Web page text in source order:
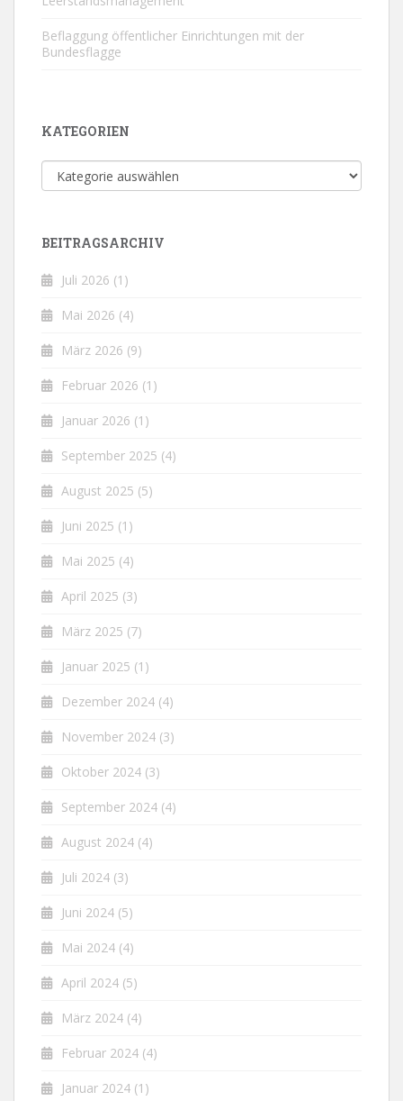
Beflaggung öffentlicher Einrichtungen mit der
Bundesflagge
KATEGORIEN
Kategorien
BEITRAGSARCHIV
Juli 2026 (1)
Mai 2026 (4)
März 2026 (9)
Februar 2026 (1)
Januar 2026 (1)
September 2025 (4)
August 2025 (5)
Juni 2025 (1)
Mai 2025 (4)
April 2025 (3)
März 2025 (7)
Januar 2025 (1)
Dezember 2024 (4)
November 2024 (3)
Oktober 2024 (3)
September 2024 (4)
August 2024 (4)
Juli 2024 (3)
Juni 2024 (5)
Mai 2024 (4)
April 2024 (5)
März 2024 (4)
Februar 2024 (4)
Januar 2024 (1)